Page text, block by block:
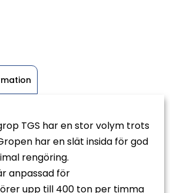
TGS har en stor volym trots
har en slät insida för god
rengöring.
anpassad för
upp till 400 ton per timma